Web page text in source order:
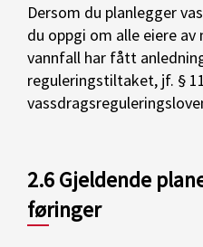
Dersom du planlegger
du oppgi om alle eiere
vannfall har fått
reguleringstiltaket, jf. §
2.6 Gjeldende
føringer